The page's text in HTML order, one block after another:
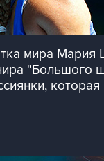
мира
"Большого